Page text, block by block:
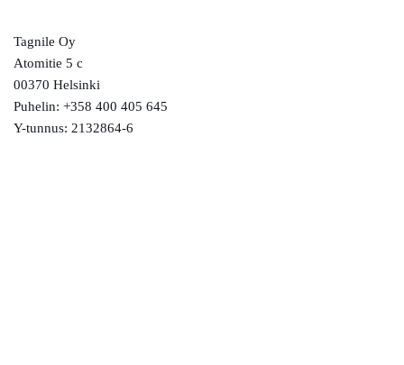
Tagnile Oy
Atomitie 5 c
00370 Helsinki
Puhelin: +358 400 405 645
Y-tunnus: 2132864-6